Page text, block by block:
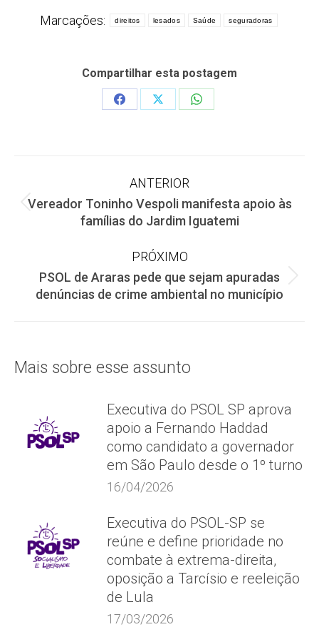
Marcações: direitos lesados Saúde seguradoras
Compartilhar esta postagem
Share
Share
Share
Navegação
de
ANTERIOR
Post
anterior:
Vereador Toninho Vespoli manifesta apoio às
famílias do Jardim Iguatemi
PRÓXIMO
Próximo
post:
PSOL de Araras pede que sejam apuradas
denúncias de crime ambiental no município
Mais sobre esse assunto
Executiva do PSOL SP aprova
apoio a Fernando Haddad
como candidato a governador
em São Paulo desde o 1º turno
16/04/2026
Executiva do PSOL-SP se
reúne e define prioridade no
combate à extrema-direita,
oposição a Tarcísio e reeleição
de Lula
17/03/2026